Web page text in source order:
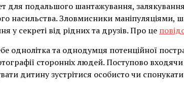
для подальшого шантажування,
насильства. Зловмисники
у секреті від рідних та друзів. Про це
однолітка та однодумця потенційної
сторонніх людей. Поступово
дитину зустрітися особисто чи спонукати